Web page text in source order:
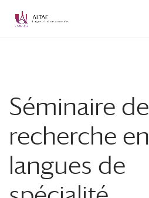
Séminaire de
recherche en
langues de